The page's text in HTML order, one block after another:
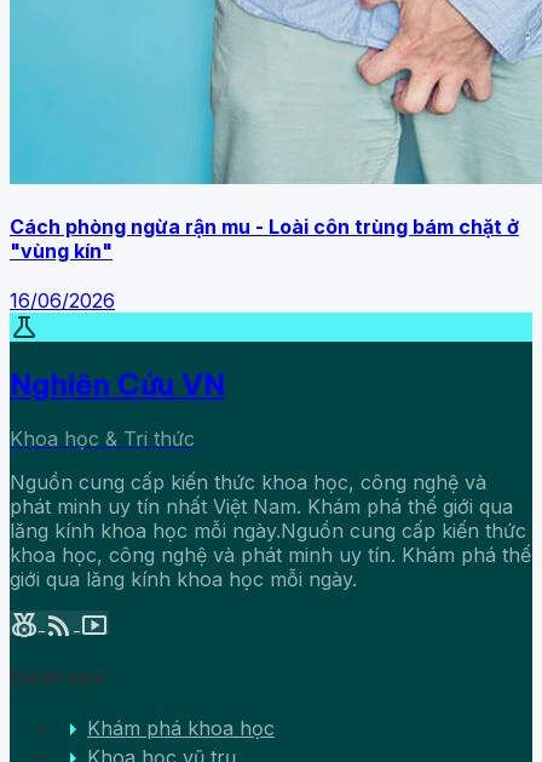
Cách phòng ngừa rận mu - Loài côn trùng bám chặt ở
"vùng kín"
16/06/2026
science
Nghiên Cứu VN
Khoa học & Tri thức
Nguồn cung cấp kiến thức khoa học, công nghệ và
phát minh uy tín nhất Việt Nam. Khám phá thế giới qua
lăng kính khoa học mỗi ngày.Nguồn cung cấp kiến thức
khoa học, công nghệ và phát minh uy tín. Khám phá thế
giới qua lăng kính khoa học mỗi ngày.
social_leaderboard rss_feed smart_display
Danh mục
arrow_right Khám phá khoa học
Khoa học vũ trụ